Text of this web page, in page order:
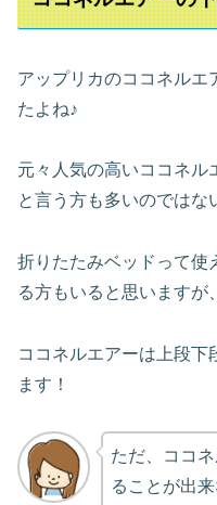
アップリカのココネルエ
たよね♪
元々人気の高いココネル
と言う方も多いのではな
折りたたみベッドって使
る方もいると思いますが、
ココネルエアーは上段下
ます！
ただ、ココ
ることが出